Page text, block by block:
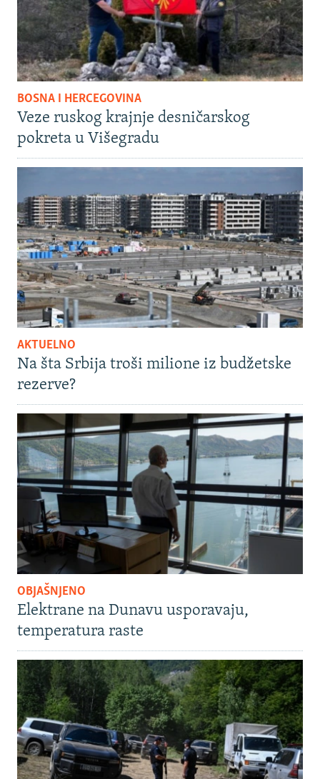
BOSNA I HERCEGOVINA
Veze ruskog krajnje desničarskog
pokreta u Višegradu
AKTUELNO
Na šta Srbija troši milione iz budžetske
rezerve?
OBJAŠNJENO
Elektrane na Dunavu usporavaju,
temperatura raste